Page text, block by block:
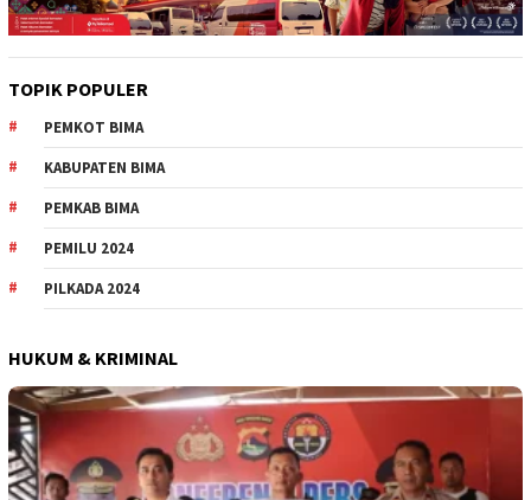
TOPIK POPULER
PEMKOT BIMA
KABUPATEN BIMA
PEMKAB BIMA
PEMILU 2024
PILKADA 2024
HUKUM & KRIMINAL